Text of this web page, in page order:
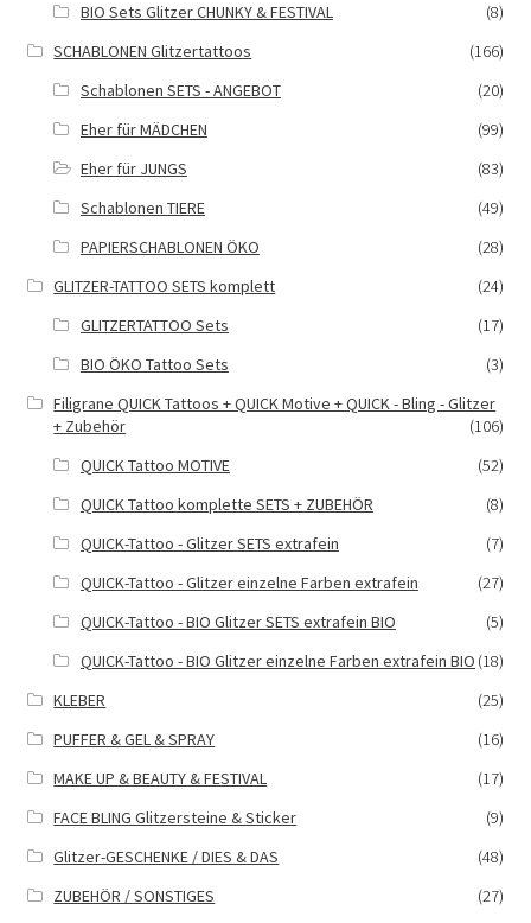
BIO Sets Glitzer CHUNKY & FESTIVAL
(8)
SCHABLONEN Glitzertattoos
(166)
Schablonen SETS - ANGEBOT
(20)
Eher für MÄDCHEN
(99)
Eher für JUNGS
(83)
Schablonen TIERE
(49)
PAPIERSCHABLONEN ÖKO
(28)
GLITZER-TATTOO SETS komplett
(24)
GLITZERTATTOO Sets
(17)
BIO ÖKO Tattoo Sets
(3)
Filigrane QUICK Tattoos + QUICK Motive + QUICK - Bling - Glitzer
+ Zubehör
(106)
QUICK Tattoo MOTIVE
(52)
QUICK Tattoo komplette SETS + ZUBEHÖR
(8)
QUICK-Tattoo - Glitzer SETS extrafein
(7)
QUICK-Tattoo - Glitzer einzelne Farben extrafein
(27)
QUICK-Tattoo - BIO Glitzer SETS extrafein BIO
(5)
QUICK-Tattoo - BIO Glitzer einzelne Farben extrafein BIO (18)
KLEBER
(25)
PUFFER & GEL & SPRAY
(16)
MAKE UP & BEAUTY & FESTIVAL
(17)
FACE BLING Glitzersteine & Sticker
(9)
Glitzer-GESCHENKE / DIES & DAS
(48)
ZUBEHÖR / SONSTIGES
(27)